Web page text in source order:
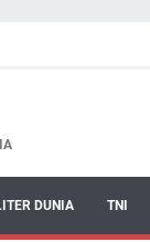
DUNIA TNI